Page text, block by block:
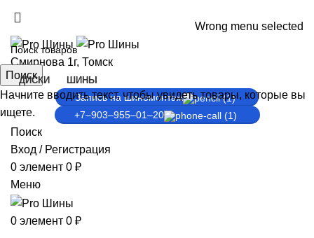
Wrong menu selected
Смирнова 1г, Томск
ДИСКИ ШИНЫ
Запись на шиномонтаж
+7‒903‒955‒01‒20
Поиск
Вход / Регистрация
0 элемент 0 ₽
Меню
0 элемент 0 ₽
Поиск
Начните вводить текст, чтобы увидеть товары, которые вы
ищете.